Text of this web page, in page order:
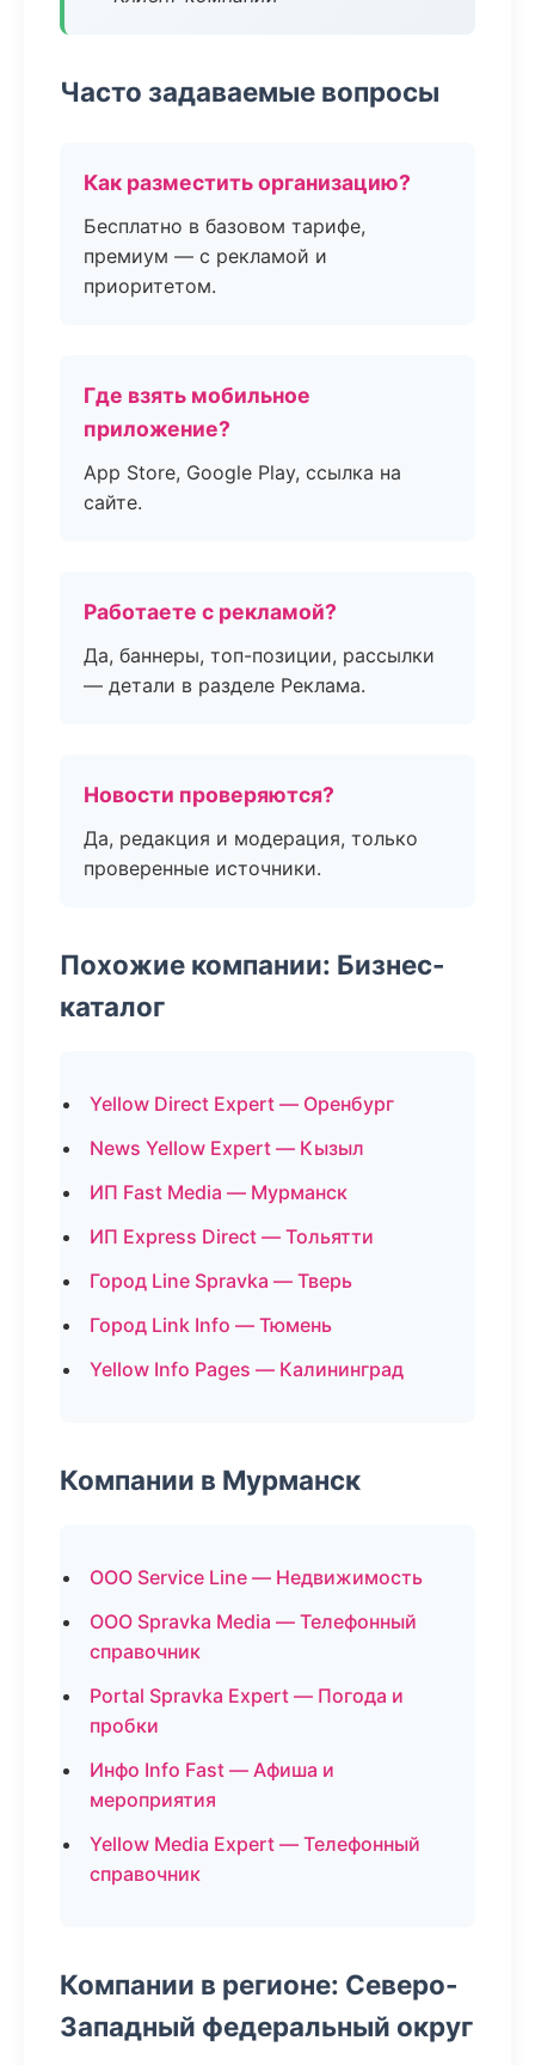
Часто задаваемые вопросы
Как разместить организацию?
Бесплатно в базовом тарифе,
премиум — с рекламой и
приоритетом.
Где взять мобильное
приложение?
App Store, Google Play, ссылка на
сайте.
Работаете с рекламой?
Да, баннеры, топ-позиции, рассылки
— детали в разделе Реклама.
Новости проверяются?
Да, редакция и модерация, только
проверенные источники.
Похожие компании: Бизнес-
каталог
Yellow Direct Expert — Оренбург
News Yellow Expert — Кызыл
ИП Fast Media — Мурманск
ИП Express Direct — Тольятти
Город Line Spravka — Тверь
Город Link Info — Тюмень
Yellow Info Pages — Калининград
Компании в Мурманск
ООО Service Line — Недвижимость
ООО Spravka Media — Телефонный
справочник
Portal Spravka Expert — Погода и
пробки
Инфо Info Fast — Афиша и
мероприятия
Yellow Media Expert — Телефонный
справочник
Компании в регионе: Северо-
Западный федеральный округ